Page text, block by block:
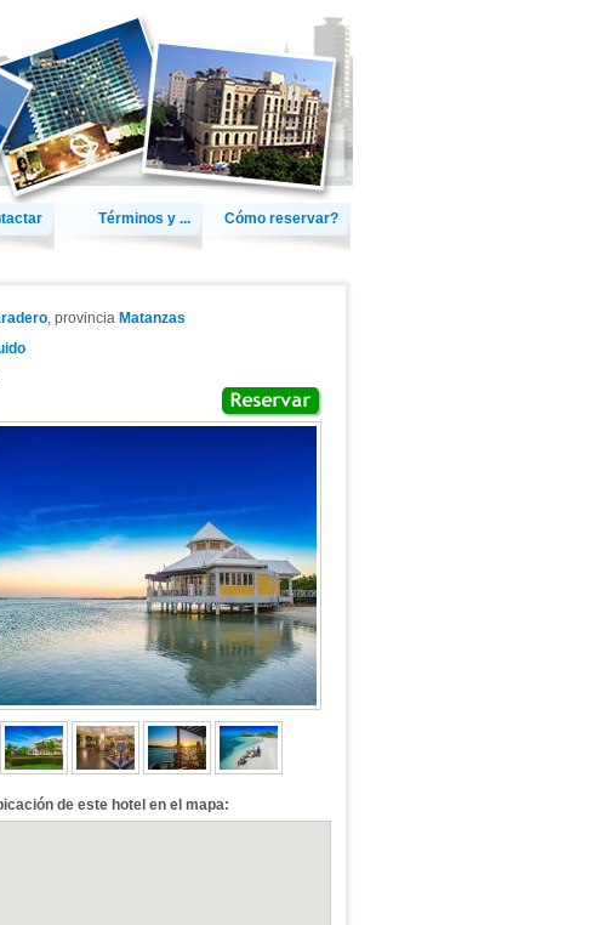
Términos y ... Cómo reservar?
, provincia Matanzas
de este hotel en el mapa: